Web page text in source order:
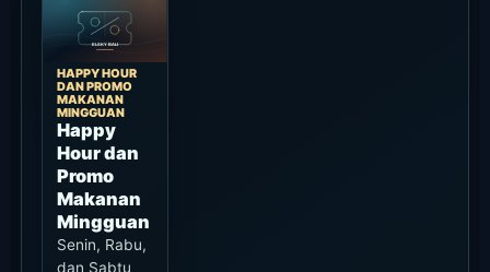
HAPPY HOUR
DAN PROMO
MAKANAN
MINGGUAN
Happy
Hour dan
Promo
Makanan
Mingguan
Senin, Rabu,
dan Sabtu